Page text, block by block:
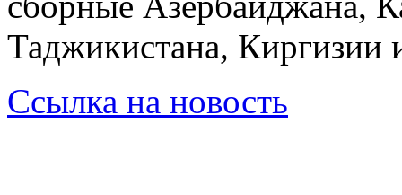
Таджикистана, Киргизии
Ссылка на новость